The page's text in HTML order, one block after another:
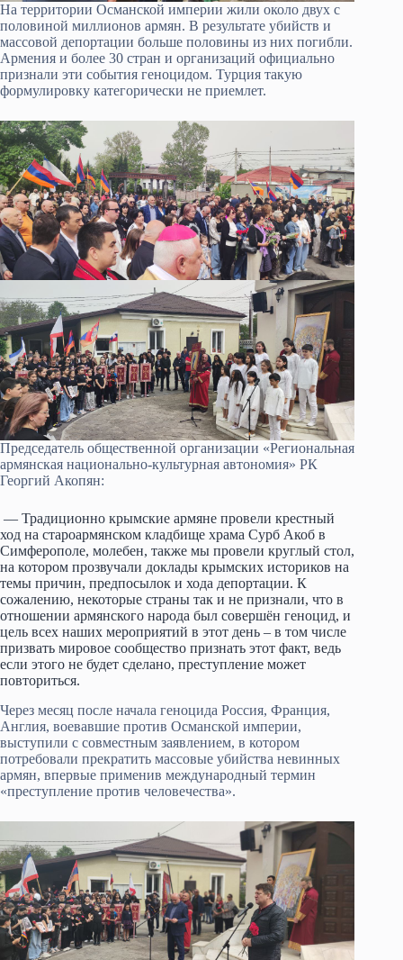
На территории Османской империи жили около двух с
половиной миллионов армян. В результате убийств и
массовой депортации больше половины из них погибли.
Армения и более 30 стран и организаций официально
признали эти события геноцидом. Турция такую
формулировку категорически не приемлет.
Председатель общественной организации «Региональная
армянская национально-культурная автономия» РК
Георгий Акопян:
— Традиционно крымские армяне провели крестный
ход на староармянском кладбище храма Сурб Акоб в
Симферополе, молебен, также мы провели круглый стол,
на котором прозвучали доклады крымских историков на
темы причин, предпосылок и хода депортации. К
сожалению, некоторые страны так и не признали, что в
отношении армянского народа был совершён геноцид, и
цель всех наших мероприятий в этот день – в том числе
призвать мировое сообщество признать этот факт, ведь
если этого не будет сделано, преступление может
повториться.
Через месяц после начала геноцида Россия, Франция,
Англия, воевавшие против Османской империи,
выступили с совместным заявлением, в котором
потребовали прекратить массовые убийства невинных
армян, впервые применив международный термин
«преступление против человечества».